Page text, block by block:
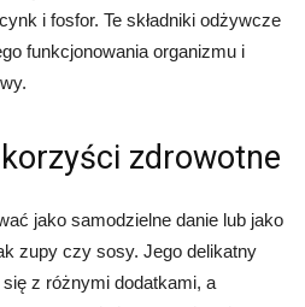
i fosfor. Te składniki odżywcze
funkcjonowania organizmu i
zdrowotne
jako samodzielne danie lub jako
zupy czy sosy. Jego delikatny
z różnymi dodatkami, a